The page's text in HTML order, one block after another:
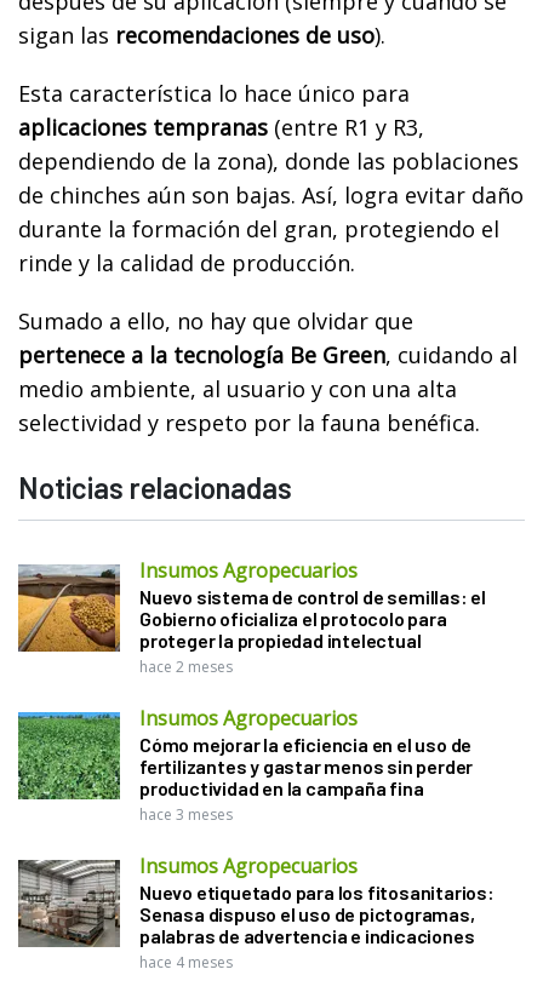
sigan las recomendaciones de uso).
Esta característica lo hace único para
aplicaciones tempranas (entre R1 y R3,
dependiendo de la zona), donde las poblaciones
de chinches aún son bajas. Así, logra evitar daño
durante la formación del gran, protegiendo el
rinde y la calidad de producción.
Sumado a ello, no hay que olvidar que
pertenece a la tecnología Be Green, cuidando al
medio ambiente, al usuario y con una alta
selectividad y respeto por la fauna benéfica.
Noticias relacionadas
Insumos Agropecuarios
Nuevo sistema de control de semillas: el
Gobierno oficializa el protocolo para
proteger la propiedad intelectual
hace 2 meses
Insumos Agropecuarios
Cómo mejorar la eficiencia en el uso de
fertilizantes y gastar menos sin perder
productividad en la campaña fina
hace 3 meses
Insumos Agropecuarios
Nuevo etiquetado para los fitosanitarios:
Senasa dispuso el uso de pictogramas,
palabras de advertencia e indicaciones
hace 4 meses